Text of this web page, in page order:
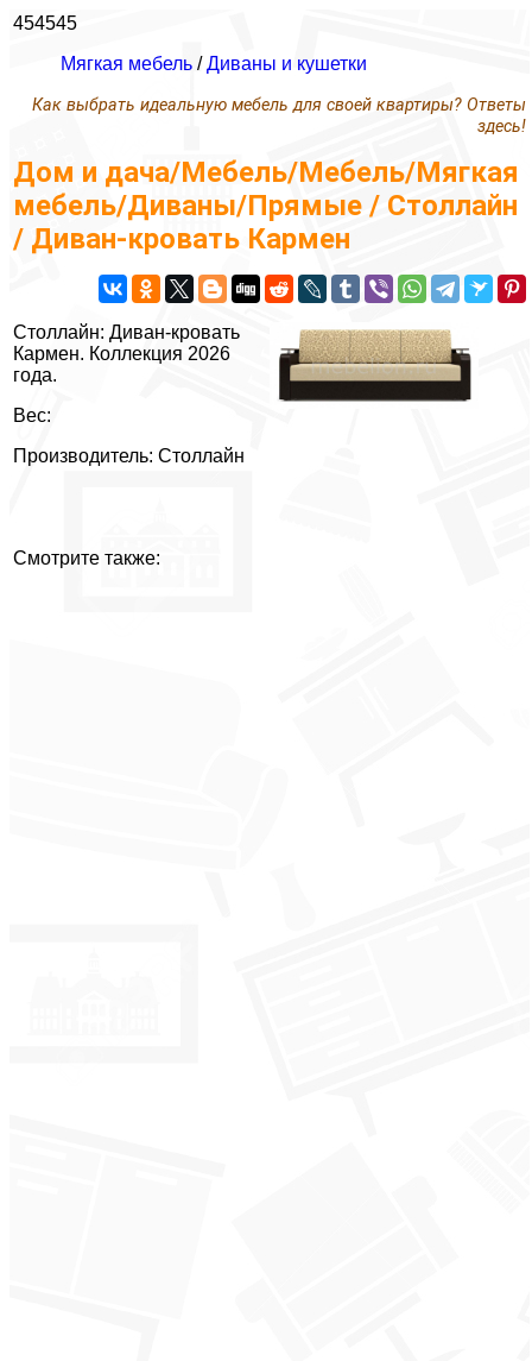
454545
Мягкая мебель /Диваны и кушетки
Как выбрать идеальную мебель для своей квартиры? Ответы
здесь!
Дом и дача/Мебель/Мебель/Мягкая
мебель/Диваны/Прямые / Столлайн
/ Диван-кровать Кармен
Столлайн: Диван-кровать
Кармен. Коллекция 2026
года.
Вес:
Производитель: Столлайн
Смотрите также: